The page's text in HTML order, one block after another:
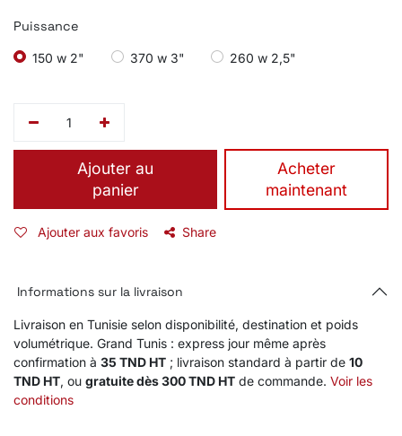
Puissance
150 w 2" 370 w 3" 260 w 2,5"
Ajouter au
panier
​Acheter
maintenant
Ajouter aux favoris Share
Informations sur la livraison
Livraison en Tunisie selon disponibilité, destination et poids
volumétrique. Grand Tunis : express jour même après
confirmation à 35 TND HT ; livraison standard à partir de 10
TND HT, ou gratuite dès 300 TND HT de commande. Voir les
conditions